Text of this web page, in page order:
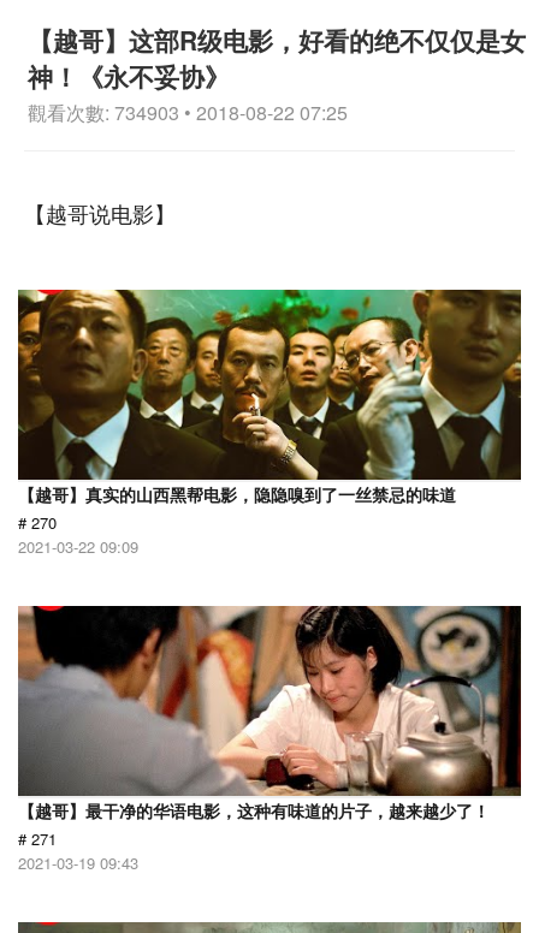
【越哥】这部R级电影，好看的绝不仅仅是女
神！《永不妥协》
觀看次數: 734903 • 2018-08-22 07:25
【越哥说电影】
【越哥】真实的山西黑帮电影，隐隐嗅到了一丝禁忌的味道
# 270
2021-03-22 09:09
【越哥】最干净的华语电影，这种有味道的片子，越来越少了！
# 271
2021-03-19 09:43